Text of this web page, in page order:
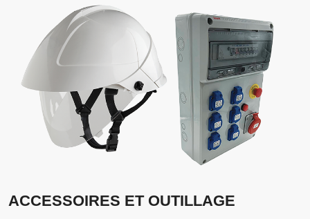
ACCESSOIRES ET OUTILLAGE